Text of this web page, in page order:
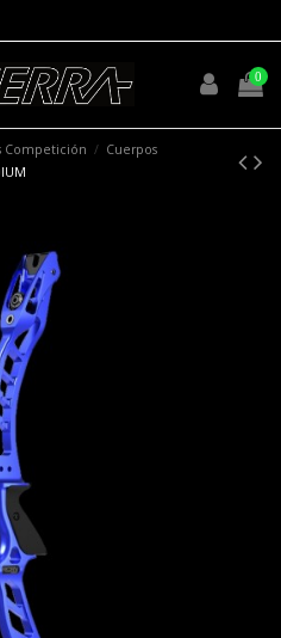
0
Competición
Cuerpos